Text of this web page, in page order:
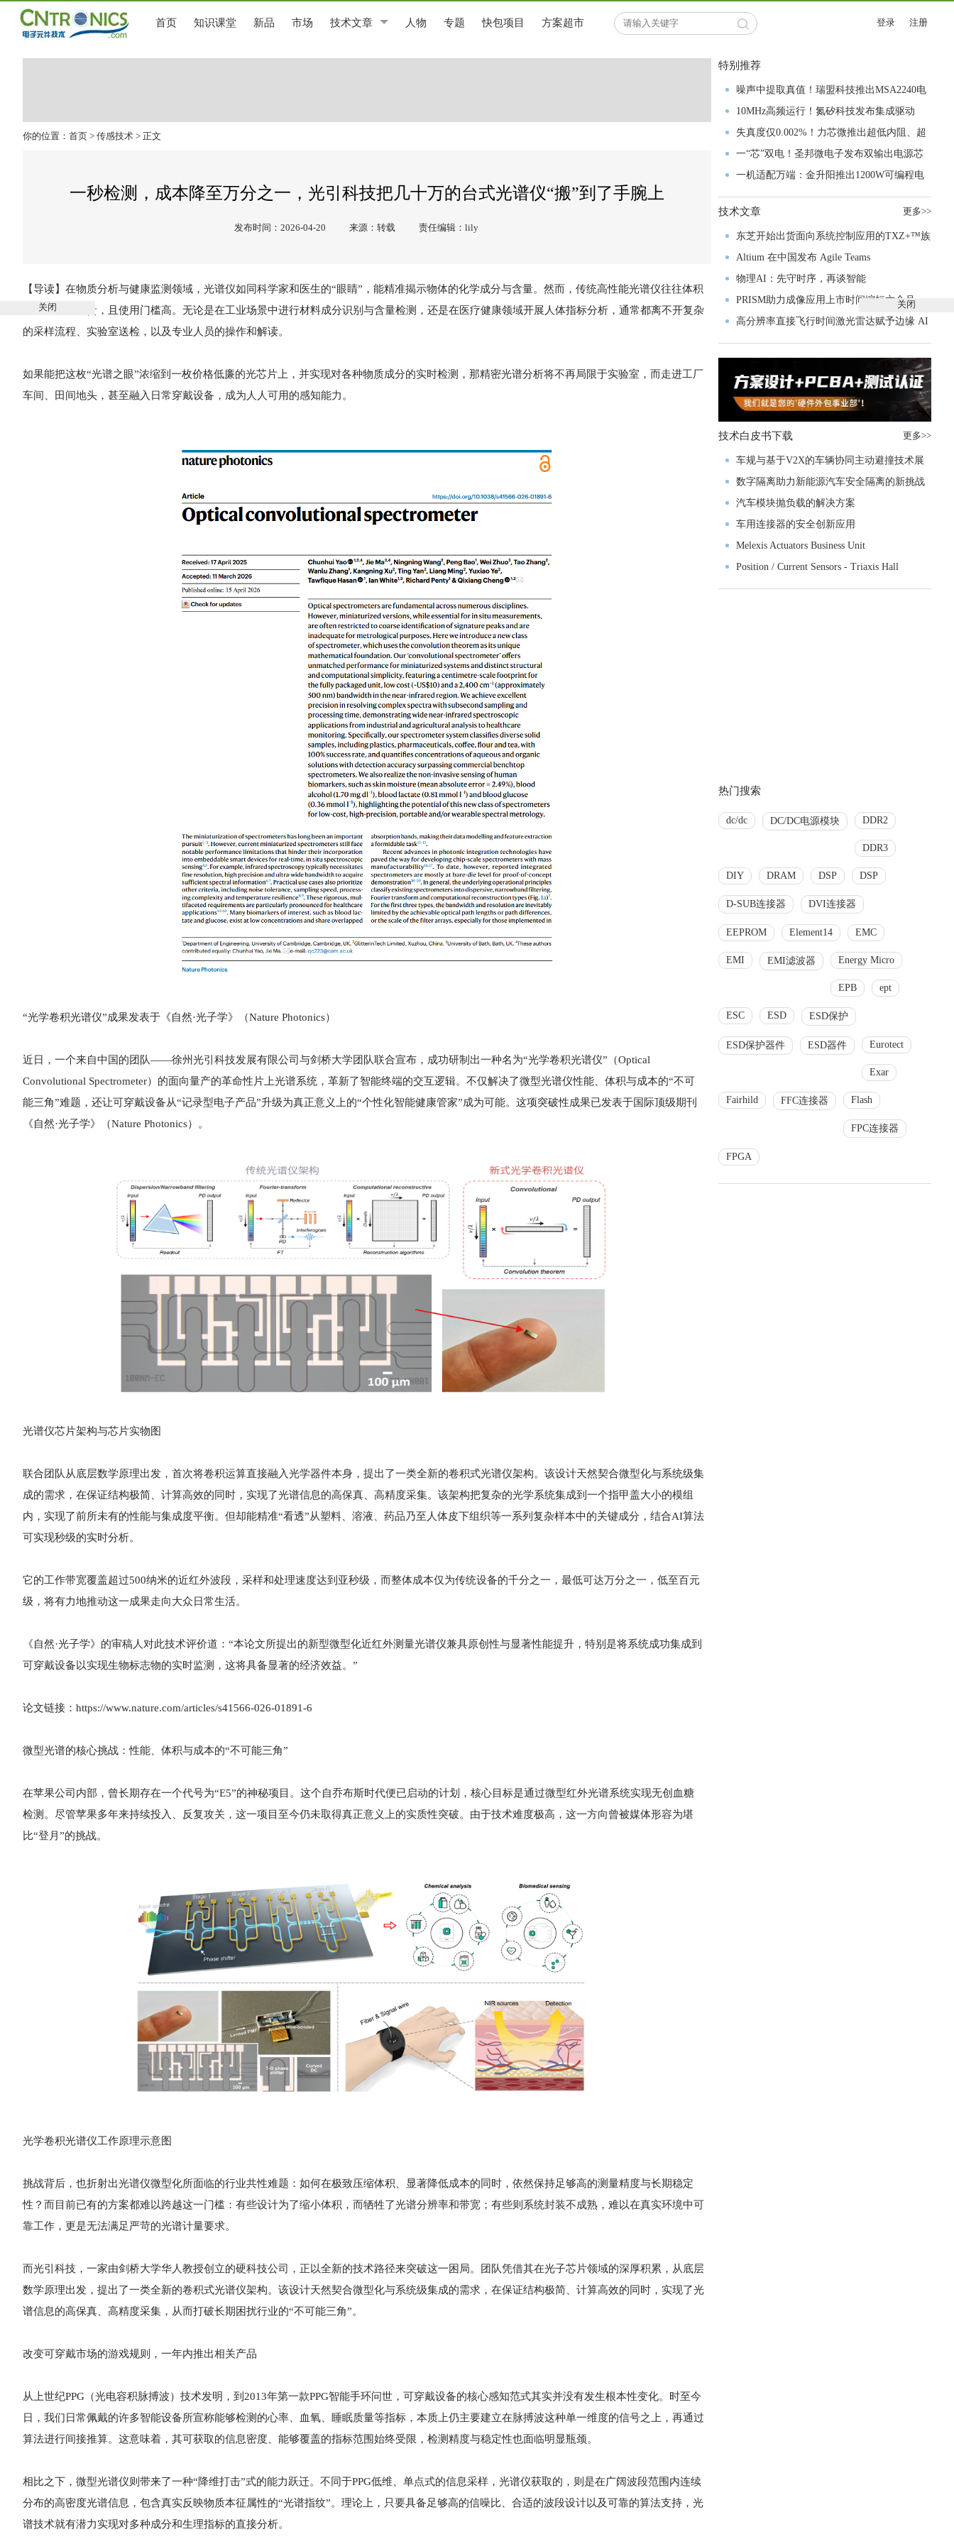
首页 知识课堂 新品 市场 技术文章 人物 专题 快包项目 方案超市 登录 注册
你的位置： 首页 > 传感技术 > 正文
一秒检测，成本降至万分之一，光引科技把几十万的台式光谱仪“搬”到了手腕上
发布时间：2026-04-20 来源：转载 责任编辑：lily
【导读】在物质分析与健康监测领域，光谱仪如同科学家和医生的“眼睛”，能精准揭示物体的化学成分与含量。然而，传统高性能光谱仪往往体积
庞大、价格昂贵，且使用门槛高。无论是在工业场景中进行材料成分识别与含量检测，还是在医疗健康领域开展人体指标分析，通常都离不开复杂
的采样流程、实验室送检，以及专业人员的操作和解读。
如果能把这枚“光谱之眼”浓缩到一枚价格低廉的光芯片上，并实现对各种物质成分的实时检测，那精密光谱分析将不再局限于实验室，而走进工厂
车间、田间地头，甚至融入日常穿戴设备，成为人人可用的感知能力。
“光学卷积光谱仪”成果发表于《自然·光子学》（Nature Photonics）
近日，一个来自中国的团队——徐州光引科技发展有限公司与剑桥大学团队联合宣布，成功研制出一种名为“光学卷积光谱仪”（Optical
Convolutional Spectrometer）的面向量产的革命性片上光谱系统，革新了智能终端的交互逻辑。不仅解决了微型光谱仪性能、体积与成本的“不可
能三角”难题，还让可穿戴设备从“记录型电子产品”升级为真正意义上的“个性化智能健康管家”成为可能。这项突破性成果已发表于国际顶级期刊
《自然·光子学》（Nature Photonics）。
光谱仪芯片架构与芯片实物图
联合团队从底层数学原理出发，首次将卷积运算直接融入光学器件本身，提出了一类全新的卷积式光谱仪架构。该设计天然契合微型化与系统级集
成的需求，在保证结构极简、计算高效的同时，实现了光谱信息的高保真、高精度采集。该架构把复杂的光学系统集成到一个指甲盖大小的模组
内，实现了前所未有的性能与集成度平衡。但却能精准“看透”从塑料、溶液、药品乃至人体皮下组织等一系列复杂样本中的关键成分，结合AI算法
可实现秒级的实时分析。
它的工作带宽覆盖超过500纳米的近红外波段，采样和处理速度达到亚秒级，而整体成本仅为传统设备的千分之一，最低可达万分之一，低至百元
级，将有力地推动这一成果走向大众日常生活。
《自然·光子学》的审稿人对此技术评价道：“本论文所提出的新型微型化近红外测量光谱仪兼具原创性与显著性能提升，特别是将系统成功集成到
可穿戴设备以实现生物标志物的实时监测，这将具备显著的经济效益。”
论文链接：https://www.nature.com/articles/s41566-026-01891-6
微型光谱的核心挑战：性能、体积与成本的“不可能三角”
在苹果公司内部，曾长期存在一个代号为“E5”的神秘项目。这个自乔布斯时代便已启动的计划，核心目标是通过微型红外光谱系统实现无创血糖
检测。尽管苹果多年来持续投入、反复攻关，这一项目至今仍未取得真正意义上的实质性突破。由于技术难度极高，这一方向曾被媒体形容为堪
比“登月”的挑战。
光学卷积光谱仪工作原理示意图
挑战背后，也折射出光谱仪微型化所面临的行业共性难题：如何在极致压缩体积、显著降低成本的同时，依然保持足够高的测量精度与长期稳定
性？而目前已有的方案都难以跨越这一门槛：有些设计为了缩小体积，而牺牲了光谱分辨率和带宽；有些则系统封装不成熟，难以在真实环境中可
靠工作，更是无法满足严苛的光谱计量要求。
而光引科技，一家由剑桥大学华人教授创立的硬科技公司，正以全新的技术路径来突破这一困局。团队凭借其在光子芯片领域的深厚积累，从底层
数学原理出发，提出了一类全新的卷积式光谱仪架构。该设计天然契合微型化与系统级集成的需求，在保证结构极简、计算高效的同时，实现了光
谱信息的高保真、高精度采集，从而打破长期困扰行业的“不可能三角”。
改变可穿戴市场的游戏规则，一年内推出相关产品
从上世纪PPG（光电容积脉搏波）技术发明，到2013年第一款PPG智能手环问世，可穿戴设备的核心感知范式其实并没有发生根本性变化。时至今
日，我们日常佩戴的许多智能设备所宣称能够检测的心率、血氧、睡眠质量等指标，本质上仍主要建立在脉搏波这种单一维度的信号之上，再通过
算法进行间接推算。这意味着，其可获取的信息密度、能够覆盖的指标范围始终受限，检测精度与稳定性也面临明显瓶颈。
相比之下，微型光谱仪则带来了一种“降维打击”式的能力跃迁。不同于PPG低维、单点式的信息采样，光谱仪获取的，则是在广阔波段范围内连续
分布的高密度光谱信息，包含真实反映物质本征属性的“光谱指纹”。理论上，只要具备足够高的信噪比、合适的波段设计以及可靠的算法支持，光
谱技术就有潜力实现对多种成分和生理指标的直接分析。
特别推荐
噪声中提取真值！瑞盟科技推出MSA2240电
流检测芯片赋能多元高端测量场景
10MHz高频运行！氮矽科技发布集成驱动
GaN芯片，助力电源能效再攀新高
失真度仅0.002%！力芯微推出超低内阻、超
低失真4PST模拟开关
一“芯”双电！圣邦微电子发布双输出电源芯
片，简化AFE与音频设计
一机适配万端：金升阳推出1200W可编程电
源，赋能高端装备制造
技术文章 更多>>
东芝开始出货面向系统控制应用的TXZ+™族
入门级M4V组
Altium 在中国发布 Agile Teams
物理AI：先守时序，再谈智能
PRISM助力成像应用上市时间缩短六个月，
实战指南一文解读
高分辨率直接飞行时间激光雷达赋予边缘 AI
空间感知能力
技术白皮书下载 更多>>
车规与基于V2X的车辆协同主动避撞技术展
望
数字隔离助力新能源汽车安全隔离的新挑战
汽车模块抛负载的解决方案
车用连接器的安全创新应用
Melexis Actuators Business Unit
Position / Current Sensors - Triaxis Hall
热门搜索
dc/dc DC/DC电源模块 DDR2
DDR3
DIY DRAM DSP DSP
D-SUB连接器 DVI连接器
EEPROM Element14 EMC
EMI EMI滤波器 Energy Micro
EPB ept
ESC ESD ESD保护
ESD保护器件 ESD器件 Eurotect
Exar
Fairhild FFC连接器 Flash
FPC连接器
FPGA
关闭 关闭